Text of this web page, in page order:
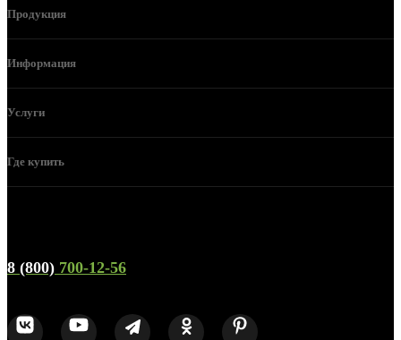
Продукция
Информация
Услуги
Где купить
8 (800) 700-12-56